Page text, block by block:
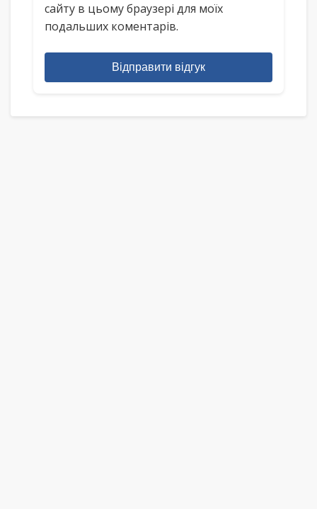
сайту в цьому браузері для моїх
подальших коментарів.
Відправити відгук